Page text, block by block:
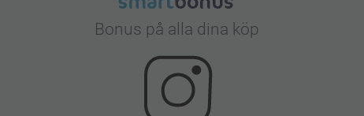
Bonus på alla dina köp